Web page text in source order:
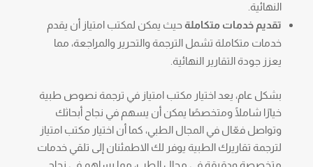
النهائية.
تقديم خدمات متكاملة حيث يمكن لمكتب امتياز أن يقدم
خدمات متكاملة تشمل الترجمة والتحرير والمراجعة، مما
يعزز جودة التقارير النهائية.
بشكل عام، يعد اختيار مكتب امتياز في ترجمة نصوص طبية
خيارًا شاملًا ومتخصصًا يمكن أن يسهم في نجاح أبحاثك
وتواصل فعّال في المجال الطبي، كما أن اختيار مكتب امتياز
لترجمة تقاريرك الطبية يوفر لك الاطمئنان إلى تلقي خدمات